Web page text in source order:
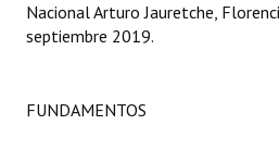
Informes de Unidad Coordinadora
Actas de Audiencias Públicas
Nacional Arturo Jauretche,
septiembre 2019.
FUNDAMENTOS